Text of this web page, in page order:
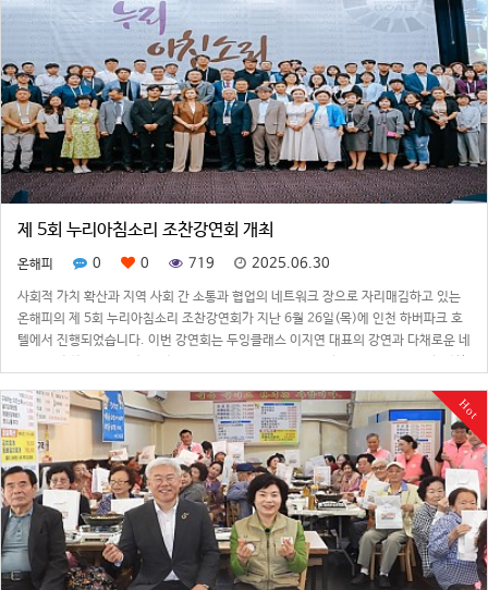
제 5회 누리아침소리 조찬강연회 개최
온해피 0 0 719 2025.06.30
사회적 가치 확산과 지역 사회 간 소통과 협업의 네트워크 장으로 자리매김하고 있는
온해피의 제 5회 누리아침소리 조찬강연회가 지난 6월 26일(목)에 인천 하버파크 호
텔에서 진행되었습니다. 이번 강연회는 두잉클래스 이지연 대표의 강연과 다채로운 네
Hot